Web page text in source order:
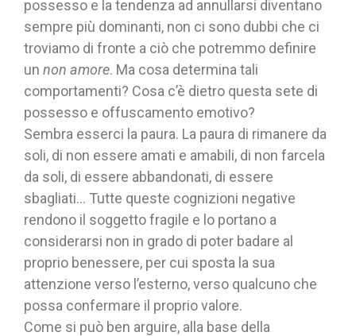
possesso e la tendenza ad annullarsi diventano
sempre più dominanti, non ci sono dubbi che ci
troviamo di fronte a ciò che potremmo definire
un non amore. Ma cosa determina tali
comportamenti? Cosa c’è dietro questa sete di
possesso e offuscamento emotivo?
Sembra esserci la paura. La paura di rimanere da
soli, di non essere amati e amabili, di non farcela
da soli, di essere abbandonati, di essere
sbagliati… Tutte queste cognizioni negative
rendono il soggetto fragile e lo portano a
considerarsi non in grado di poter badare al
proprio benessere, per cui sposta la sua
attenzione verso l’esterno, verso qualcuno che
possa confermare il proprio valore.
Come si può ben arguire, alla base della